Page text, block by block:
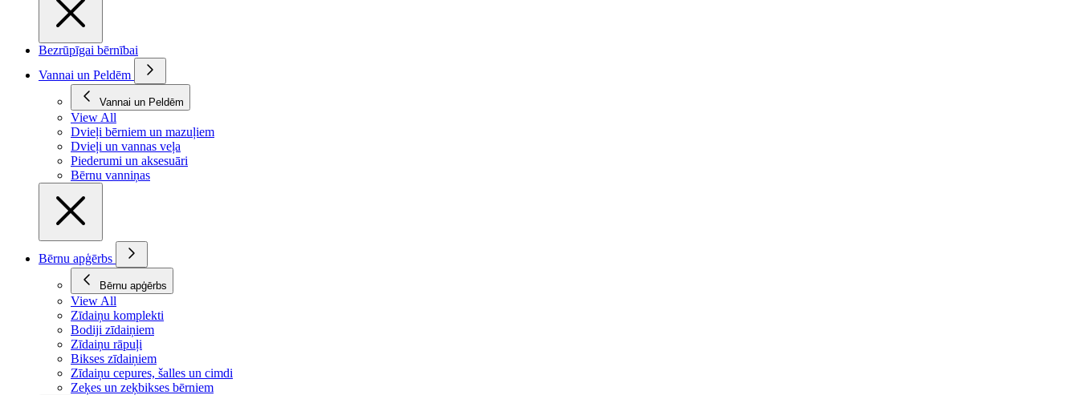
Bezrūpīgai bērnībai
Vannai un Peldēm
Vannai un Peldēm
View All
Dvieļi bērniem un mazuļiem
Dvieļi un vannas veļa
Piederumi un aksesuāri
Bērnu vanniņas
Bērnu apģērbs
Bērnu apģērbs
View All
Zīdaiņu komplekti
Bodiji zīdaiņiem
Zīdaiņu rāpuļi
Bikses zīdaiņiem
Zīdaiņu cepures, šalles un cimdi
Zeķes un zeķbikses bērniem